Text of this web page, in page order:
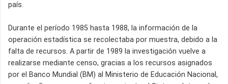
país.
Durante el período 1985 hasta 1988, la información de la
operación estadística se recolectaba por muestra, debido a la
falta de recursos. A partir de 1989 la investigación vuelve a
realizarse mediante censo, gracias a los recursos asignados
por el Banco Mundial (BM) al Ministerio de Educación Nacional,